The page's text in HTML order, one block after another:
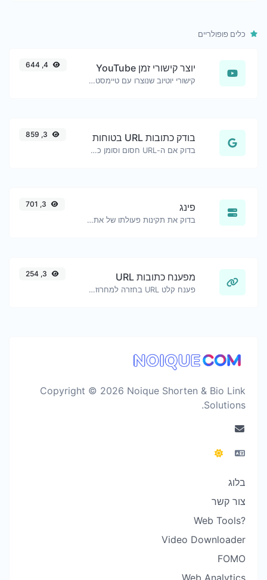
כלים פופולריים
יוצר קישורי זמן YouTube
קישורי יוטיוב שנוצרו עם טיימסטמפ מדויק של התחלה, שימושי למשתמשים במובייל.
בודק כתובות URL בטוחות
בדוק אם ה-URL חסום וסומן כבטוח/לא בטוח על ידי גוגל.
פינג
בדוק את תקינות פעולתו של אתר אינטרנט, שרת או פורט רשת.
מפענח כתובות URL
פענח קלט URL בחזרה למחרוזת רגילה.
Copyright © 2026 Noique Shorten & Bio Link
Solutions.
בלוג
צור קשר
?Web Tools
Video Downloader
FOMO